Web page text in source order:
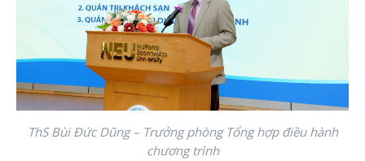
ThS Bùi Đức Dũng – Trưởng phòng Tổng hợp điều hành
chương trình